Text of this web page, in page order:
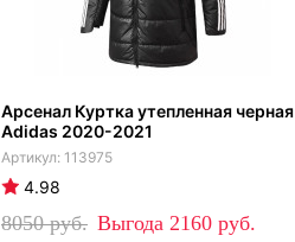
Арсенал Куртка утепленная черная
Adidas 2020-2021
113975
4.98
8050 2160